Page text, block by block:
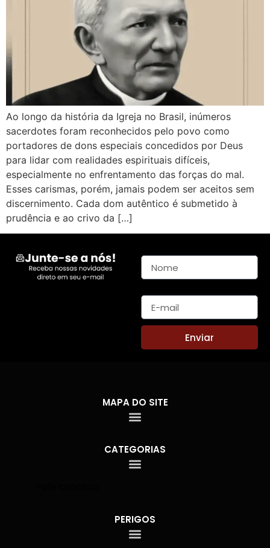
Ao longo da história da Igreja no Brasil, inúmeros
sacerdotes foram reconhecidos pelo povo como
portadores de dons especiais concedidos por Deus
para lidar com realidades espirituais difíceis,
especialmente no enfrentamento das forças do mal.
Esses carismas, porém, jamais podem ser aceitos sem
discernimento. Cada dom autêntico é submetido à
prudência e ao crivo da […]
Enviar
MAPA DO SITE
CATEGORIAS
PERIGOS